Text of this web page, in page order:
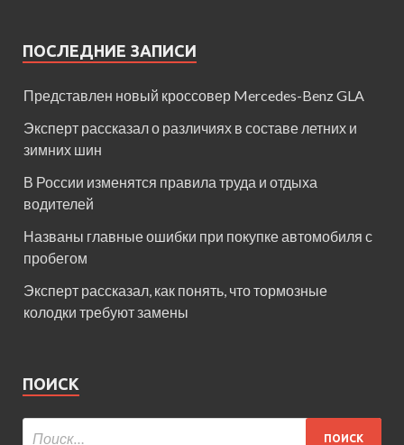
ПОСЛЕДНИЕ ЗАПИСИ
Представлен новый кроссовер Mercedes-Benz GLA
Эксперт рассказал о различиях в составе летних и
зимних шин
В России изменятся правила труда и отдыха
водителей
Названы главные ошибки при покупке автомобиля с
пробегом
Эксперт рассказал, как понять, что тормозные
колодки требуют замены
ПОИСК